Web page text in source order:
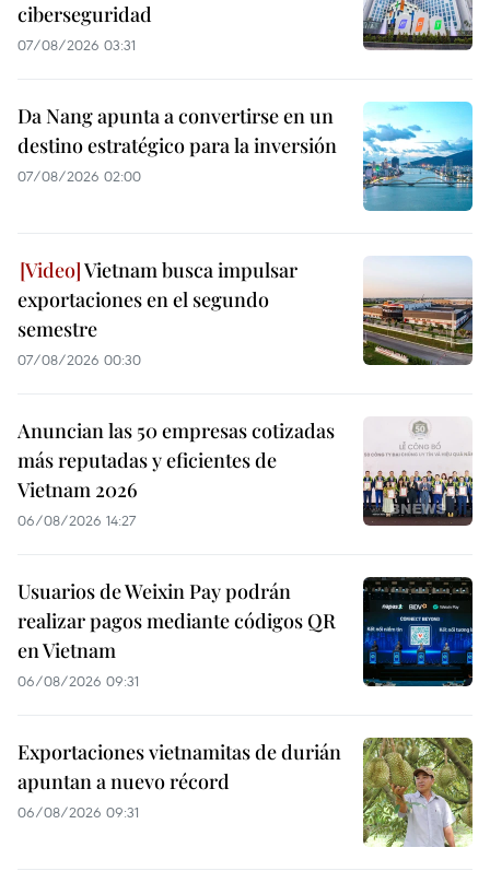
ciberseguridad
07/08/2026 03:31
Da Nang apunta a convertirse en un
destino estratégico para la inversión
07/08/2026 02:00
Vietnam busca impulsar
exportaciones en el segundo
semestre
07/08/2026 00:30
Anuncian las 50 empresas cotizadas
más reputadas y eficientes de
Vietnam 2026
06/08/2026 14:27
Usuarios de Weixin Pay podrán
realizar pagos mediante códigos QR
en Vietnam
06/08/2026 09:31
Exportaciones vietnamitas de durián
apuntan a nuevo récord
06/08/2026 09:31